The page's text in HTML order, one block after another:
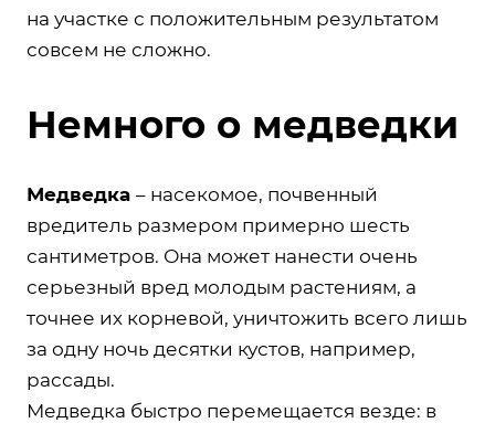
на участке с положительным результатом
совсем не сложно.
Немного о медведки
Медведка – насекомое, почвенный
вредитель размером примерно шесть
сантиметров. Она может нанести очень
серьезный вред молодым растениям, а
точнее их корневой, уничтожить всего лишь
за одну ночь десятки кустов, например,
рассады.
Медведка быстро перемещается везде: в